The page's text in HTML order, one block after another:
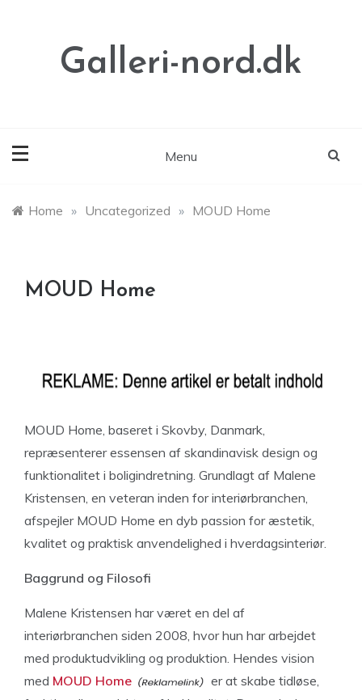
Galleri-nord.dk
Menu
Home » Uncategorized » MOUD Home
MOUD Home
MOUD Home, baseret i Skovby, Danmark,
repræsenterer essensen af skandinavisk design og
funktionalitet i boligindretning. Grundlagt af Malene
Kristensen, en veteran inden for interiørbranchen,
afspejler MOUD Home en dyb passion for æstetik,
kvalitet og praktisk anvendelighed i hverdagsinteriør.
Baggrund og Filosofi
Malene Kristensen har været en del af
interiørbranchen siden 2008, hvor hun har arbejdet
med produktudvikling og produktion. Hendes vision
med MOUD Home
er at skabe tidløse,